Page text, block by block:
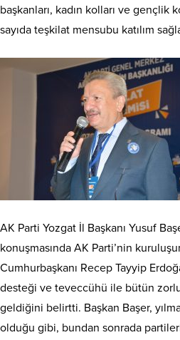
başkanları, kadın kolları ve gençlik
sayıda teşkilat mensubu katılım
AK Parti Yozgat İl Başkanı Yusuf
konuşmasında AK Parti’nin
Cumhurbaşkanı Recep Tayyip
desteği ve teveccühü ile bütün
geldiğini belirtti. Başkan Başer,
olduğu gibi, bundan sonrada